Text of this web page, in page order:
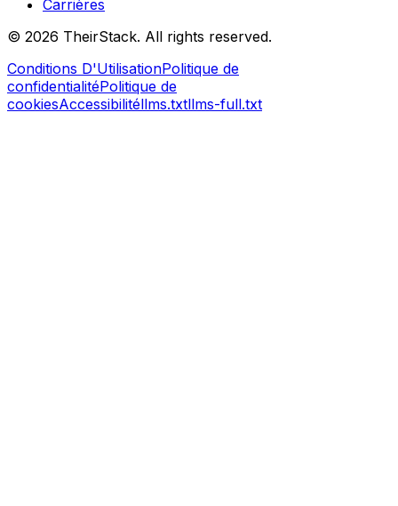
Carrières
© 2026 TheirStack. All rights reserved.
Conditions D'UtilisationPolitique de
confidentialitéPolitique de
cookiesAccessibilitéllms.txtllms-full.txt